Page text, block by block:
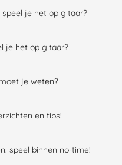
je het op gitaar?
je het op gitaar?
je weten?
en tips!
speel binnen no-time!